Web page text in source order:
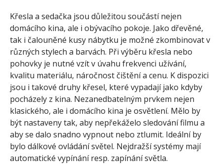
Křesla a sedačka jsou důležitou součástí nejen
domácího kina, ale i obývacího pokoje. Jako dřevěné,
tak i čalouněné kusy nábytku je možné zkombinovat v
různých stylech a barvách. Při výběru křesla nebo
pohovky je nutné vzít v úvahu frekvenci užívání,
kvalitu materiálu, náročnost čištění a cenu. K dispozici
jsou i takové druhy křesel, které vypadají jako kdyby
pocházely z kina. Nezanedbatelným prvkem nejen
klasického, ale i domácího kina je osvětlení. Mělo by
být nastaveny tak, aby nepřekáželo sledování filmu a
aby se dalo snadno vypnout nebo ztlumit. Ideální by
bylo dálkové ovládání světel. Nejdražší systémy mají
automatické vypínání resp. zapínání světla.